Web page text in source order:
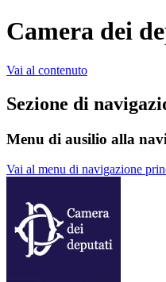
Camera dei
Vai al contenuto
Sezione di
Menu di ausilio alla
Vai al menu di navigazione